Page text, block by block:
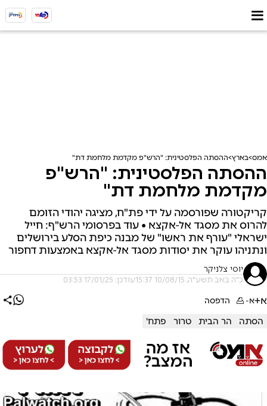
אמס בארץ ההסתה הפלסטינית: "הרש"פ מקדמת מלחמת דת"
ההסתה הפלסטינית: "הרש"פ
מקדמת מלחמת דת"
קריקטורה שפורסמה על ידי פת"ח, מציגה יהודי הזומם
להרוס את מסגד אל-אקצא • עוד בפרסומי הרש"ף: חייל
ישראלי "עורף את ראשו" של מבנה כיפת הסלע בירושלים
ונתניהו עוקר את יסודות מסגד אל-אקצא באמצעות דחפור
יוסי צלניקר
כ"ה באב תשע"ה, 10/08/15 15:37 עודכן: 17/01/25 03:53
א+א- הדפסה
הסתה הר הבית טרור פתח'